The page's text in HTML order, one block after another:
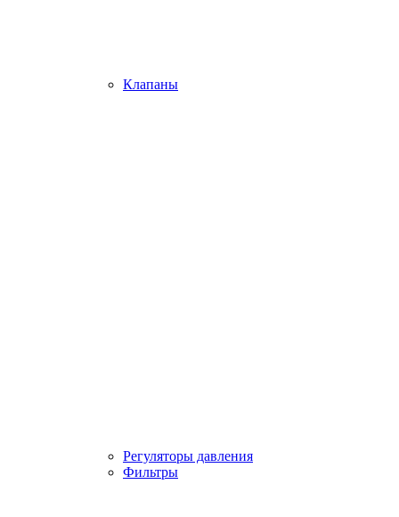
Клапаны
Регуляторы давления
Фильтры